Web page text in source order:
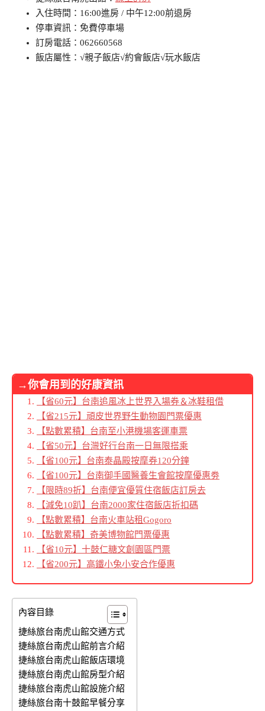
入住時間：16:00進房 / 中午12:00前退房
停車資訊：免費停車場
訂房電話：062660568
飯店屬性：√親子飯店√約會飯店√玩水飯店
→你會用到的好康資訊
【省60元】台南追風冰上世界入場券＆冰鞋租借
【省215元】頑皮世界野生動物園門票優惠
【點數累積】台南至小港機場客運車票
【省50元】台灣好行台南一日無限搭乘
【省100元】台南泰晶殿按摩券120分鐘
【省100元】台南御手國醫養生會館按摩優惠劵
【限時89折】台南便宜優質住宿飯店訂房去
【減免10趴】台南2000家住宿飯店折扣碼
【點數累積】台南火車站租Gogoro
【點數累積】奇美博物館門票優惠
【省10元】 十鼓仁糖文創園區門票
【省200元】高鐵小兔小安合作優惠
內容目錄
捷絲旅台南虎山館交通方式
捷絲旅台南虎山館前言介紹
捷絲旅台南虎山館飯店環境
捷絲旅台南虎山館房型介紹
捷絲旅台南虎山館設施介紹
捷絲旅台南十鼓館早餐分享